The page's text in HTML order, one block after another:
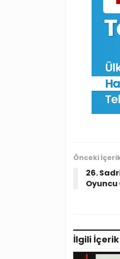
Önceki
26.
İlgili İçerik